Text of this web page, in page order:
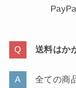
送料はか
全ての商